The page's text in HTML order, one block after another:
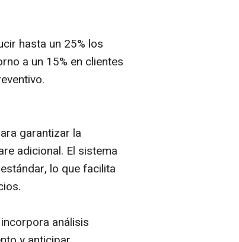
hasta un 25% los
a un 15% en clientes
garantizar la
adicional. El sistema
lo que facilita
análisis